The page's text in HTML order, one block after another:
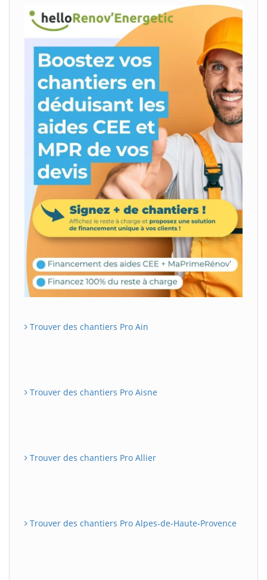
Trouver des chantiers Pro Ain
Trouver des chantiers Pro Aisne
Trouver des chantiers Pro Allier
Trouver des chantiers Pro Alpes-de-Haute-Provence